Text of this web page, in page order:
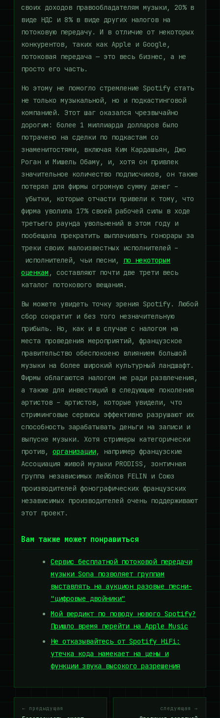
своих доходов правообладателям музыки, 20% в
виде НДС и 8% в виде других налогов на
потоковую передачу. И в отличие от некоторых
конкурентов, таких как Apple и Google,
потоковая передача — это весь бизнес, а не
просто его часть.
Но этому не помогло стремление Spotify стать
не только музыкальной, но и подкастинговой
компанией. Этот шаг оказался чрезвычайно
дорогим: более 1 миллиарда долларов было
потрачено на сделки по подкастам со
знаменитостями, включая Ким Кардашьян, Джо
Роган и Мишель Обаму, и, хотя он привлек
значительное количество подписчиков, он также
потерял для фирмы огромную сумму денег –
убытки, которые отчасти привели к тому, что
фирма уволила 17% своей рабочей силы в ходе
третьего раунда увольнений в этом году и
пообещала прекратить выплачивать гонорары за
треки своих малоизвестных исполнителей –
исполнителей, чьи песни, по некоторым
оценкам , составляют почти две трети весь
каталог потокового вещания.
Вы можете увидеть точку зрения Spotify. Любой
сбор сократит и без того незначительную
прибыль. Но, как и в случае с налогом на
места проведения мероприятий, французское
правительство обеспокоено влиянием большой
музыки на более широкий культурный ландшафт.
Фирмы облагаются налогом не ради развлечения,
а также для инвестиций в следующие поколения
артистов – артистов, которые увидели, что
стриминговые сервисы эффективно разрушают их
способность зарабатывать деньги на записи и
выпуске музыки. Хотя стримеры категорически
против, организации, например французские
Ассоциация живой музыки PRODISS, зонтичная
группа независимых лейблов FELIN и Союз
производителей фонографических французских
независимых производителей очень поддерживают
этот проект.
Вам также может понравиться
Сервис бесплатной потоковой передачи
музыки Sona позволяет группам
выставлять на аукцион разовые песни-
"цифровые двойники"
Мой вердикт по поводу нового Spotify?
Пришло время перейти на Apple Music
Не отказывайтесь от Spotify HiFi:
утечка кода намекает на цены и
функции звука высокого разрешения
← предыдущая следующая →